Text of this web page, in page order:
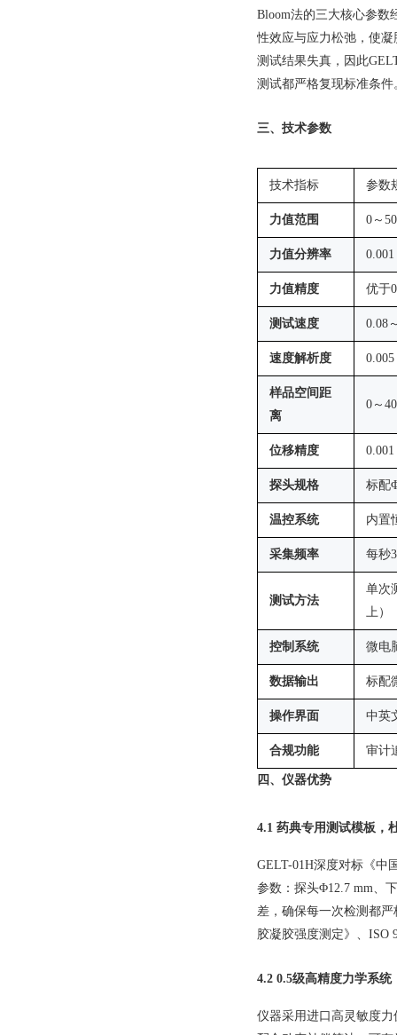
Bloom法的三大核心参数
性效应与应力松弛，使
测试结果失真，因此
测试都严格复现标准条件
三、技术参数
技术指标 参数
力值范围 0～
力值分辨率
力值精度 优于
测试速度 0.08
速度解析度 0.005
样品空间距
离
0～
位移精度
探头规格 标配
温控系统 内置
采集频率 每秒
测试方法
单次
上）
控制系统 微电
数据输出 标配
操作界面 中英
合规功能 审计
四、仪器优势
4.1 药典专用测试模板，
GELT-01H深度对标《中
参数：探头Φ12.7 mm、
差，确保每一次检测都严
胶凝胶强度测定》、
4.2 0.5级高精度力学系
仪器采用进口高灵敏度力